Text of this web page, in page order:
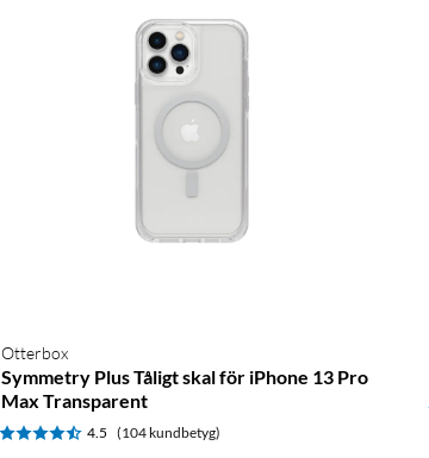
Otterbox
Symmetry Plus Tåligt skal för iPhone 13 Pro
Max Transparent
4.5 (104 kundbetyg)